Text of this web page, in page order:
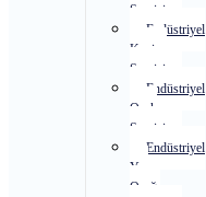
Servisi
Endüstriyel
Kuzine
Servisi
Endüstriyel
Ocak
Servisi
Endüstriyel
Yer
Ocağı